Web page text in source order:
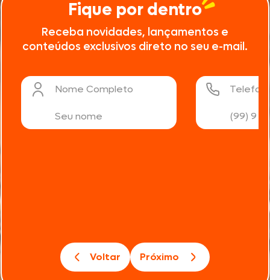
Fique por dentro
Receba novidades, lançamentos e
conteúdos exclusivos direto no seu e-mail.
Nome Completo
Voltar Próximo